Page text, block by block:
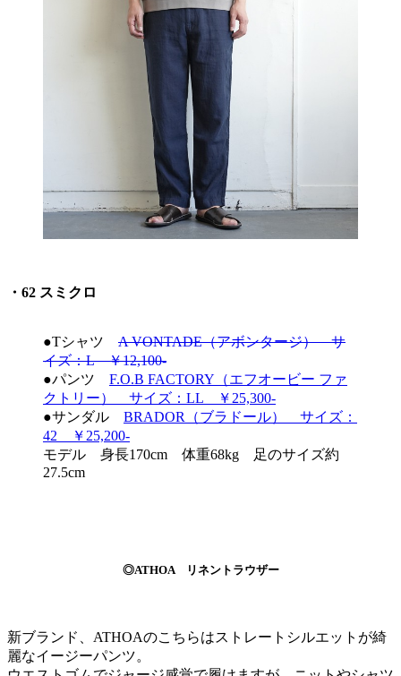
・62 スミクロ
●Tシャツ A VONTADE（アボンタージ） サ
イズ：L ￥12,100-
●パンツ F.O.B FACTORY（エフオービー ファ
クトリー） サイズ：LL ￥25,300-
●サンダル BRADOR（ブラドール） サイズ：
42 ￥25,200-
モデル 身長170cm 体重68kg 足のサイズ約
27.5cm
◎ATHOA リネントラウザー
新ブランド、ATHOAのこちらはストレートシルエットが綺
麗なイージーパンツ。